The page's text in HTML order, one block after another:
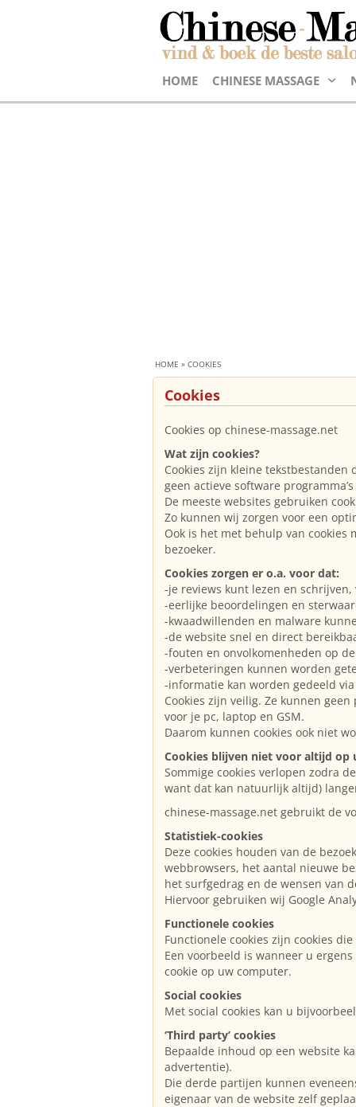
HOME CHINESE MASSAGE
HOME » COOKIES
Cookies
Cookies op chinese-massage.net
Wat zijn cookies?
Cookies zijn kleine
geen actieve software
De meeste websites gebruiken
Zo kunnen wij zorgen voor een
Ook is het met behulp van cookies
bezoeker.
Cookies zorgen er o.a. voor dat:
-je reviews kunt lezen en
-eerlijke beoordelingen en
-kwaadwillenden en malware
-de website snel en direct
-fouten en onvolkomenheden op
-verbeteringen kunnen worden
-informatie kan worden gedeeld
Cookies zijn veilig. Ze kunnen
voor je pc, laptop en GSM.
Daarom kunnen cookies ook niet
Cookies blijven niet voor altijd op
Sommige cookies verlopen zodra
want dat kan natuurlijk altijd)
chinese-massage.net gebruikt de
Statistiek-cookies
Deze cookies houden van de
webbrowsers, het aantal nieuwe
het surfgedrag en de wensen van
Hiervoor gebruiken wij Google
Functionele cookies
Functionele cookies zijn cookies
Een voorbeeld is wanneer u
cookie op uw computer.
Social cookies
Met social cookies kan u
‘Third party’ cookies
Bepaalde inhoud op een website
advertentie).
Die derde partijen kunnen
eigenaar van de website zelf